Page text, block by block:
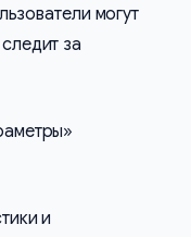
могут
за
и